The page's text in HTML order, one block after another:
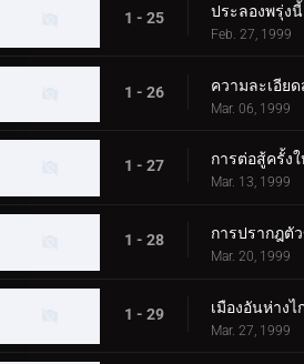
1 - 25 ประลองพรุ่งนี้
Feb. 27, 1999
1 - 26 ความละเอีย
Mar. 06, 1999
1 - 27 การต่อสู้ครั้ง
Mar. 13, 1999
1 - 28 การปรากฎตั
Mar. 20, 1999
1 - 29 เมืองอันห่างไ
Mar. 27, 1999